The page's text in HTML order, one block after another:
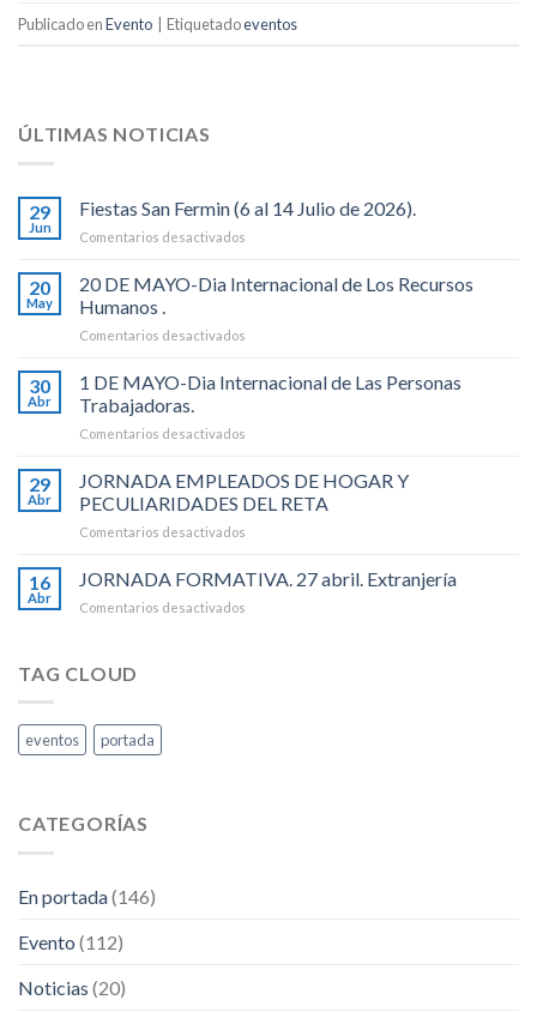
Publicado enEvento Etiquetadoeventos
ÚLTIMAS NOTICIAS
29
Jun
Fiestas San Fermin (6 al 14 Julio de 2026).
Comentarios desactivados
San
Fermin
Julio
20
May
20 DE MAYO-Dia Internacional de Los Recursos
Humanos .
Comentarios desactivados
MAYO-
Los
Recursos
30
Abr
1 DE MAYO-Dia Internacional de Las Personas
Trabajadoras.
Comentarios desactivados
DE
MAYO-
Dia
Las
29
Abr
JORNADA EMPLEADOS DE HOGAR Y
PECULIARIDADES DEL RETA
Comentarios desactivados
EMPLEADOS
DE
16
Abr
JORNADA FORMATIVA. 27 abril. Extranjería
Comentarios desactivados
TAG CLOUD
eventos portada
CATEGORÍAS
En portada(146)
Evento (112)
Noticias (20)